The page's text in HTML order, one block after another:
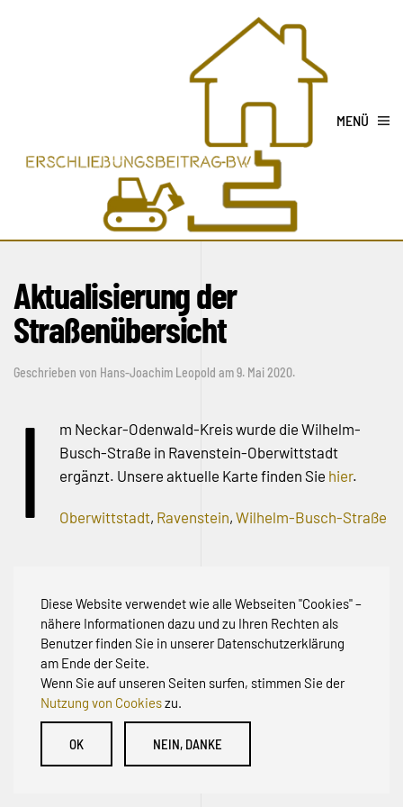
Diese Website verwendet wie alle Webseiten "Cookies" –
nähere Informationen dazu und zu Ihren Rechten als
Benutzer finden Sie in unserer Datenschutzerklärung
am Ende der Seite.
Wenn Sie auf unseren Seiten surfen, stimmen Sie der
Nutzung von Cookieszu.
OK NEIN, DANKE
MENÜ
Aktualisierung der
Straßenübersicht
Geschrieben von Hans-Joachim Leopold am9. Mai 2020.
I
m Neckar-Odenwald-Kreis wurde die Wilhelm-
Busch-Straße in Ravenstein-Oberwittstadt
ergänzt. Unsere aktuelle Karte finden Sie hier.
Oberwittstadt, Ravenstein,Wilhelm-Busch-Straße
© Initiative zur Abwehr von Erschließungsbeiträgen für